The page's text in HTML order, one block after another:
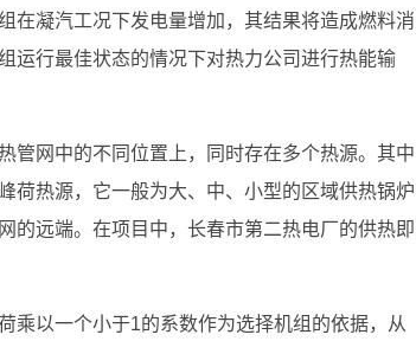
在凝汽工况下发电量增加，其结果将造成燃料消
运行最佳状态的情况下对热力公司进行热能输
管网中的不同位置上，同时存在多个热源。其中
荷热源，它一般为大、中、小型的区域供热锅炉
的远端。在项目中，长春市第二热电厂的供热即
乘以一个小于1的系数作为选择机组的依据，从